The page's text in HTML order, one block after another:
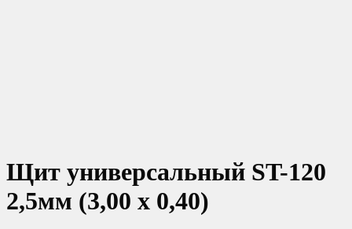
Щит универсальный ST-120
2,5мм (3,00 х 0,40)